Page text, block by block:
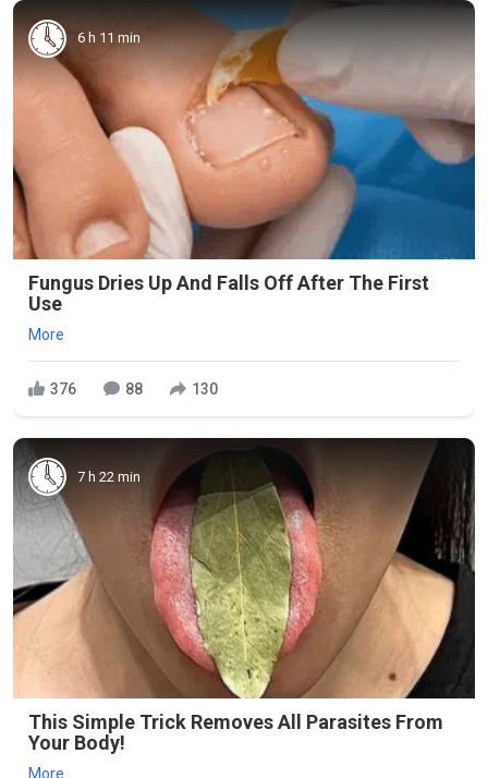
6 h 11 min
Fungus Dries Up And Falls Off After The First
Use
More
376 88 130
7 h 22 min
This Simple Trick Removes All Parasites From
Your Body!
More